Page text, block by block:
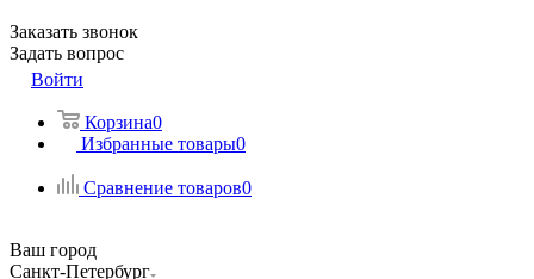
Заказать звонок
Задать вопрос
Войти
Корзина0
Избранные товары0
Сравнение товаров0
Ваш город
Санкт-Петербург